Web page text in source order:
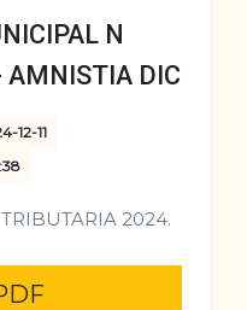
N
DIC
12-11
2024.